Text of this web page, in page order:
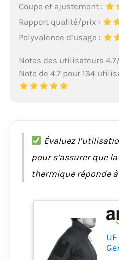
Coupe et ajustement :
Rapport qualité/prix :
Polyvalence d’usage :
Notes des utilisateurs
Note de 4.7 pour 134
Évaluez
pour s’assurer que
thermique réponde